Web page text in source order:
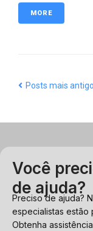
MORE
Posts mais
Você
de ajuda?
Preciso de ajuda?
especialistas estão
Obtenha assistência